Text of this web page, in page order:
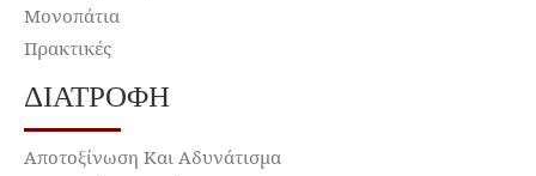
Μονοπάτια
Πρακτικές
ΔΙΑΤΡΟΦΉ
Αποτοξίνωση Και Αδυνάτισμα